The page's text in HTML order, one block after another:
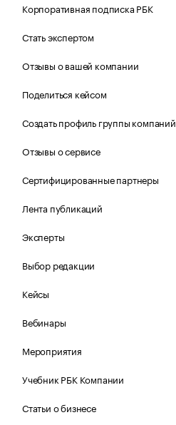
Корпоративная подписка РБК
Стать экспертом
Отзывы о вашей компании
Поделиться кейсом
Создать профиль группы компаний
Отзывы о сервисе
Сертифицированные партнеры
Лента публикаций
Эксперты
Выбор редакции
Кейсы
Вебинары
Мероприятия
Учебник РБК Компании
Статьи о бизнесе